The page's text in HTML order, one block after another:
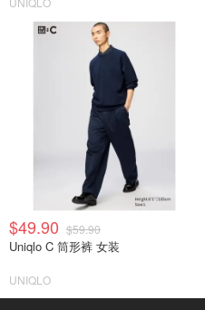
$49.90 $59.90
Uniqlo C 筒形裤 女装
UNIQLO